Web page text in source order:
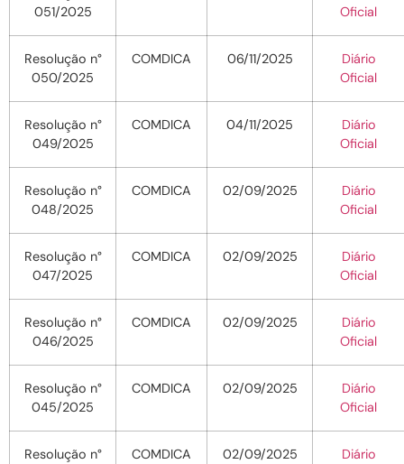
051/2025
Oficial
Resolução n°
050/2025
COMDICA 06/11/2025
Diário
Oficial
Resolução n°
049/2025
COMDICA 04/11/2025
Diário
Oficial
Resolução n°
048/2025
COMDICA 02/09/2025
Diário
Oficial
Resolução n°
047/2025
COMDICA 02/09/2025
Diário
Oficial
Resolução n°
046/2025
COMDICA 02/09/2025
Diário
Oficial
Resolução n°
045/2025
COMDICA 02/09/2025
Diário
Oficial
Resolução n°
COMDICA 02/09/2025
Diário